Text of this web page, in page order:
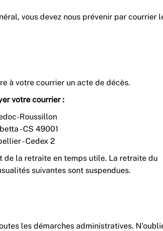
vous devez nous prévenir par courrier
à votre courrier un acte de décès.
votre courrier :
Roussillon
- CS 49001
- Cedex 2
de la retraite en temps utile. La retraite du
suivantes sont suspendues.
les démarches administratives.